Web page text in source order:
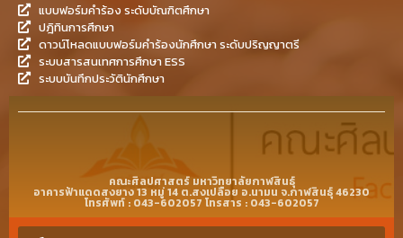
แบบฟอร์มคำร้อง ระดับบัณฑิตศึกษา
ปฎิทินการศึกษา
ดาวน์โหลดแบบฟอร์มคำร้องนักศึกษา ระดับปริญญาตรี
ระบบสารสนเทศการศึกษา ESS
ระบบบันทึกประวัตินักศึกษา
คณะศิลปศาสตร์ มหาวิทยาลัยกาฬสินธุ์
อาคารฟ้าแดดสงยาง 13 หมู่ 14 ต.สงเปลือย อ.นามน จ.กาฬสินธุ์ 46230
โทรศัพท์ : 043-602057 โทรสาร : 043-602057